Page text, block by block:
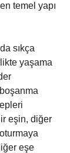
temel yapı
sıkça
yaşama
eşin, diğer
eşe